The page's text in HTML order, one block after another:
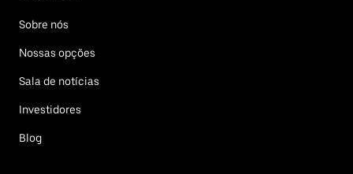
Sobre nós
Nossas opções
Sala de notícias
Investidores
Blog